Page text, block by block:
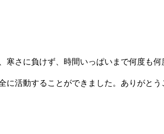
さに負けず、時間いっぱいまで何度も何
活動することができました。ありがとう